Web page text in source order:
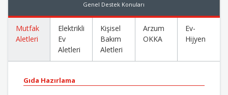
Genel Destek Konuları
Mutfak
Aletleri
Elektrikli
Ev
Aletleri
Kişisel
Bakım
Aletleri
Arzum
OKKA
Ev-
Hijyen
Gıda Hazırlama